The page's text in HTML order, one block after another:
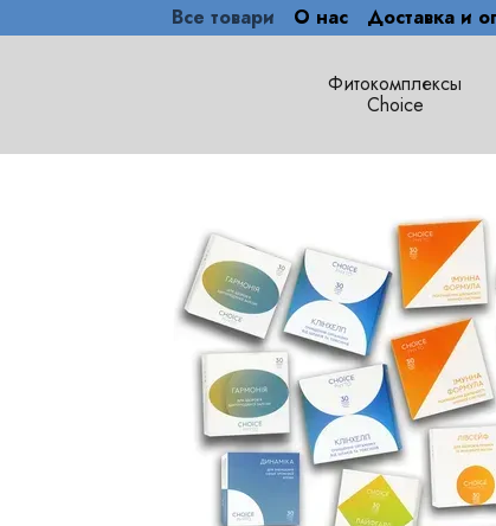
Перейти к основному контенту
Все товари О нас Доставка и
Фитокомплексы
Choice